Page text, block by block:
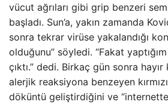
vücut ağrıları gibi grip benzeri
başladı. Sun’a, yakın zamanda
sonra tekrar virüse yakalandığı
olduğunu” söyledi. “Fakat
çıktı.” dedi. Birkaç gün sonra hayır
alerjik reaksiyona benzeyen
döküntü geliştirdiğini ve